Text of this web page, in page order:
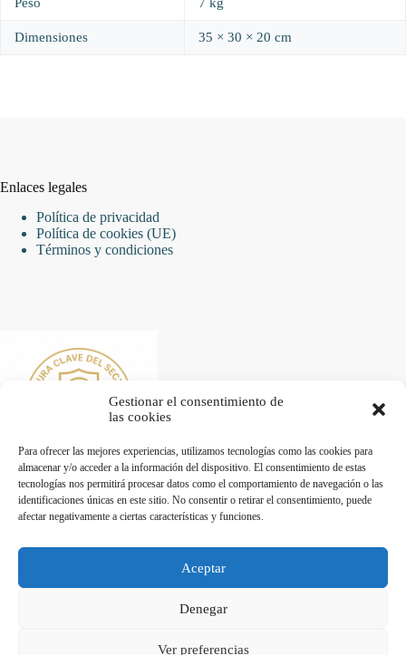
Gestionar el consentimiento de
las cookies
Para ofrecer las mejores experiencias, utilizamos tecnologías como las cookies para
almacenar y/o acceder a la información del dispositivo. El consentimiento de estas
tecnologías nos permitirá procesar datos como el comportamiento de navegación o las
identificaciones únicas en este sitio. No consentir o retirar el consentimiento, puede
afectar negativamente a ciertas características y funciones.
Aceptar
Denegar
Ver preferencias
Peso 7 kg
Dimensiones 35 × 30 × 20 cm
Enlaces legales
Política de privacidad
Política de cookies (UE)
Términos y condiciones
Maquinaria de Hostelería en Valencia - Hostelecan © 2026